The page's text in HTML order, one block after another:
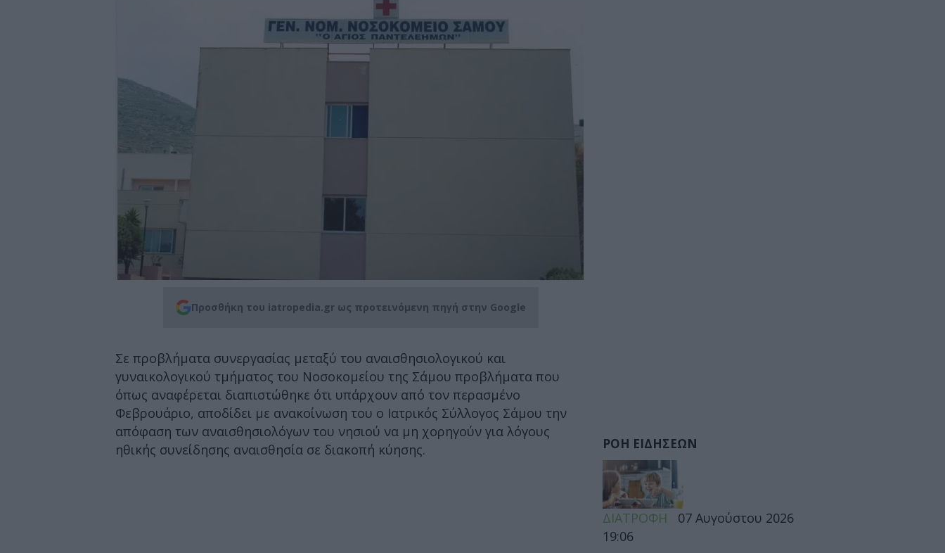
Προσθήκη του iatropedia.gr ως προτεινόμενη πηγή στην Google
Σε προβλήματα συνεργασίας μεταξύ του αναισθησιολογικού και
γυναικολογικού τμήματος του Νοσοκομείου της Σάμου προβλήματα που
όπως αναφέρεται διαπιστώθηκε ότι υπάρχουν από τον περασμένο
Φεβρουάριο, αποδίδει με ανακοίνωση του ο Ιατρικός Σύλλογος Σάμου την
απόφαση των αναισθησιολόγων του νησιού να μη χορηγούν για λόγους
ηθικής συνείδησης αναισθησία σε διακοπή κύησης.
ΡΟΗ ΕΙΔΗΣΕΩΝ
ΔΙΑΤΡΟΦΗ
07 Αυγούστου 2026
19:06